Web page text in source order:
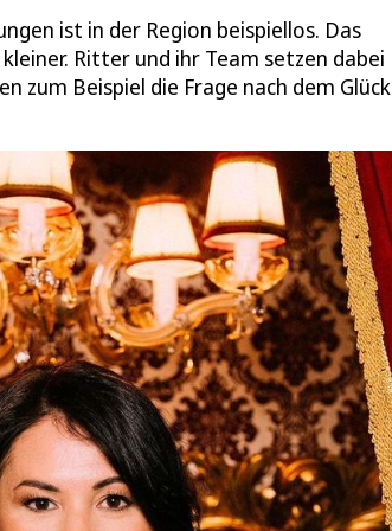
ist in der Region beispiellos. Das
Ritter und ihr Team setzen dabei
zum Beispiel die Frage nach dem